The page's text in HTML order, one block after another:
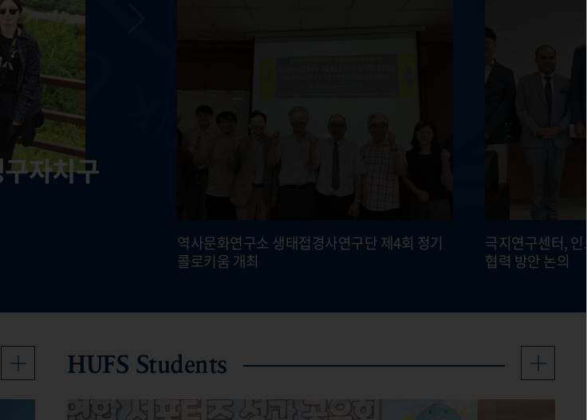
자치구
협력 방안
로키움
구단 제10회 워크숍 개최
역사문화연구소 생태접경사연구단 제4회 정기
콜로키움 개최
극지연구센터,
협력 방안 논의
HUFS Students